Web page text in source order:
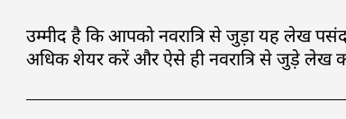
उम्मीद है कि आपको नवरात्रि से जुड़ा यह लेख
अधिक शेयर करें और ऐसे ही नवरात्रि से जुड़े लेख